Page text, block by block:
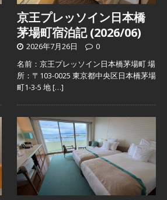
京王プレッソイン日本橋
茅場町宿泊記 (2026/06)
2026年7月26日
0
名前：京王プレッソイン日本橋茅場町 場
所：〒103-0025 東京都中央区日本橋茅場
町1-3-5 地[…]